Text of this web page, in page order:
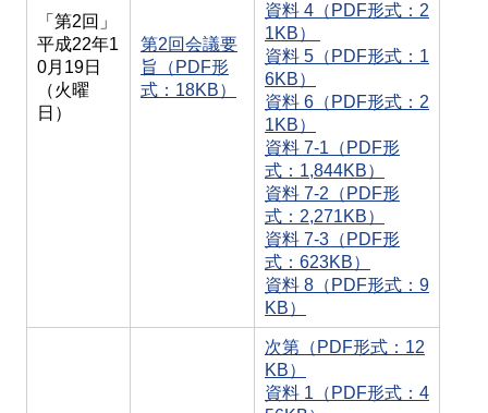
「第2回」
平成22年1
0月19日
（火曜
日）
第2回会議要
旨（PDF形
式：18KB）
資料 4（PDF形式：2
1KB）
資料 5（PDF形式：1
6KB）
資料 6（PDF形式：2
1KB）
資料 7-1（PDF形
式：1,844KB）
資料 7-2（PDF形
式：2,271KB）
資料 7-3（PDF形
式：623KB）
資料 8（PDF形式：9
KB）
次第（PDF形式：12
KB）
資料 1（PDF形式：4